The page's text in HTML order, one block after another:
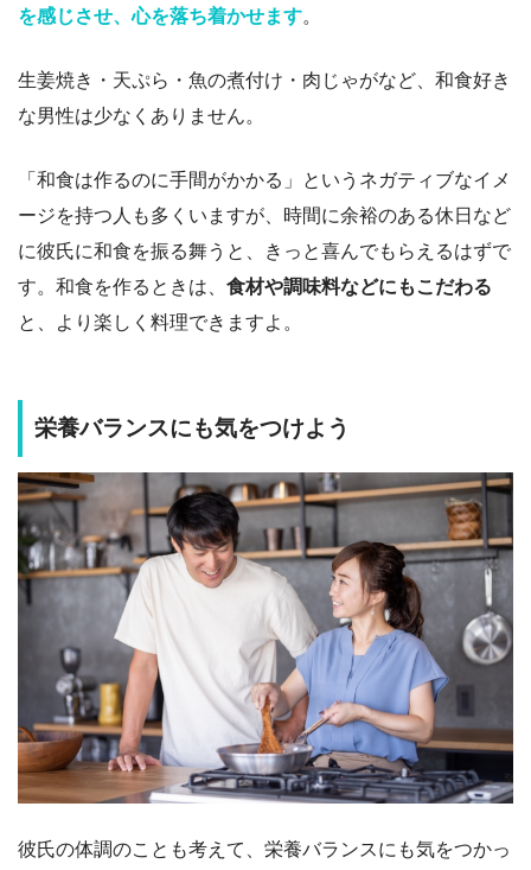
を感じさせ、心を落ち着かせます。
生姜焼き・天ぷら・魚の煮付け・肉じゃがなど、和食好き
な男性は少なくありません。
「和食は作るのに手間がかかる」というネガティブなイメ
ージを持つ人も多くいますが、時間に余裕のある休日など
に彼氏に和食を振る舞うと、きっと喜んでもらえるはずで
す。和食を作るときは、 食材や調味料などにもこだわる
と、より楽しく料理できますよ。
栄養バランスにも気をつけよう
彼氏の体調のことも考えて、栄養バランスにも気をつかっ